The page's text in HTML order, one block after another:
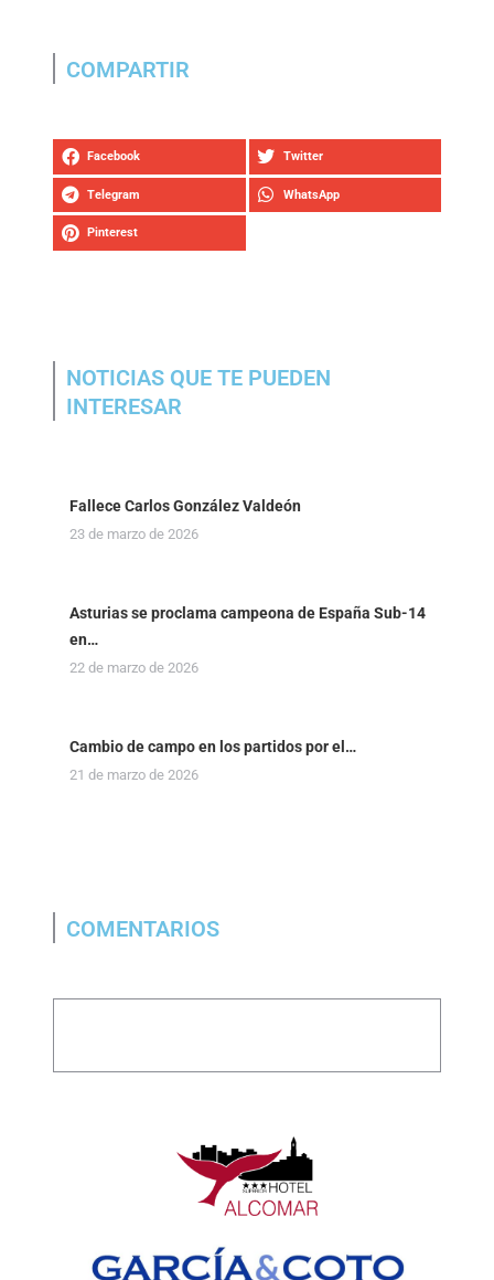
COMPARTIR
Facebook Twitter
Telegram WhatsApp
Pinterest
NOTICIAS QUE TE PUEDEN
INTERESAR
Fallece Carlos González Valdeón
23 de marzo de 2026
Asturias se proclama campeona de España Sub-14
en…
22 de marzo de 2026
Cambio de campo en los partidos por el…
21 de marzo de 2026
COMENTARIOS